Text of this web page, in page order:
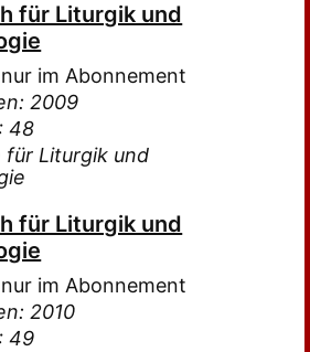
für Liturgik und
im Abonnement
2009
48
für Liturgik und
für Liturgik und
im Abonnement
2010
49